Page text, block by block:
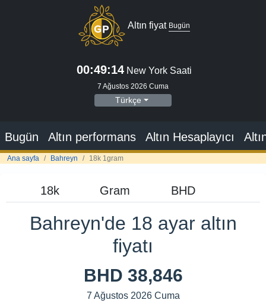
Altın fiyat Bugün
00:49:15 New York Saati
7 Ağustos 2026 Cuma
Türkçe
Bugün Altın performans Altın Hesaplayıcı
Ana sayfa Bahreyn 18k 1gram
Bahreyn'de 18 ayar altın
fiyatı
BHD 38,846
7 Ağustos 2026 Cuma